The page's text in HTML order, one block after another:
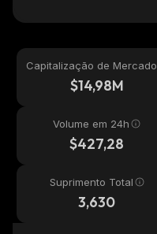
Capitalização de Mercado
$14,98M
Volume em 24h
$427,28
Suprimento Total
3,630